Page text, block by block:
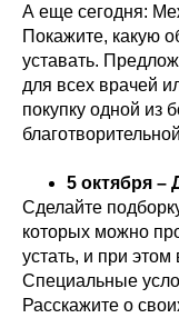
А еще сегодня:
Покажите, какую
уставать.
для всех врачей
покупку одной из
5 октября –
Сделайте
которых можно
устать, и при
Специальные
Расскажите о